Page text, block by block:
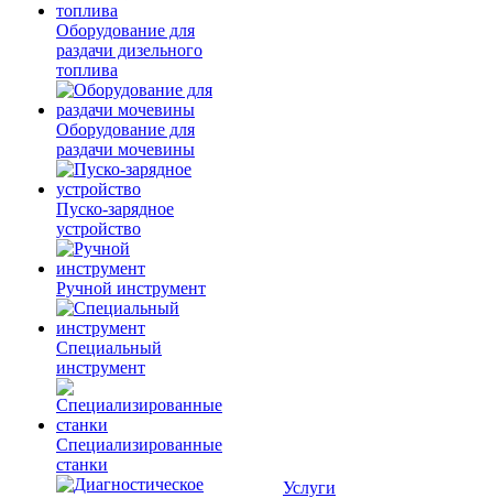
Оборудование для
раздачи дизельного
топлива
Оборудование для
раздачи мочевины
Пуско-зарядное
устройство
Ручной инструмент
Специальный
инструмент
Специализированные
станки
Услуги